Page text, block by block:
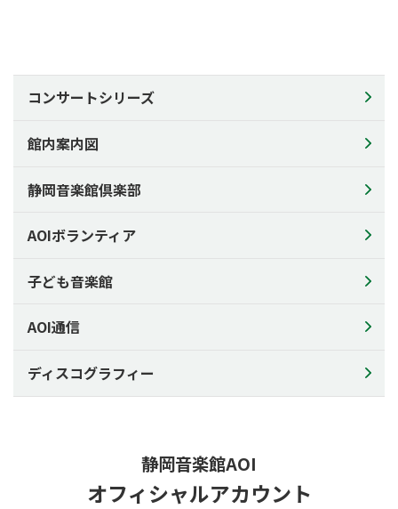
AOIの楽器
利用申込について
ご利用料金
施設利用状況
AOIについて
コンサートシリーズ
館内案内図
静岡音楽館倶楽部
AOIボランティア
子ども音楽館
AOI通信
ディスコグラフィー
静岡音楽館AOI
オフィシャルアカウント